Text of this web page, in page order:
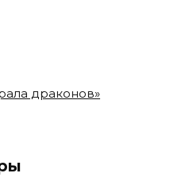
драконов»